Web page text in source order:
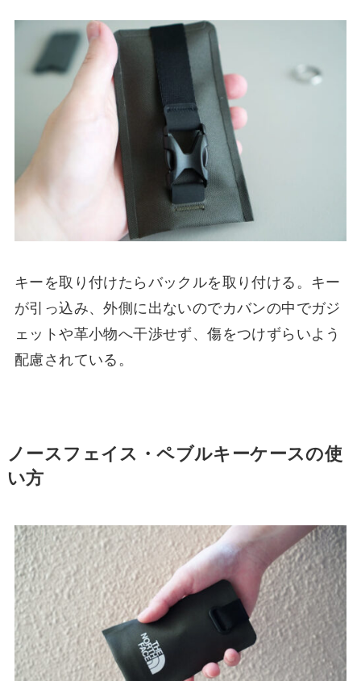
キーを取り付けたらバックルを取り付ける。キー
が引っ込み、外側に出ないのでカバンの中でガジ
ェットや革小物へ干渉せず、傷をつけずらいよう
配慮されている。
ノースフェイス・ペブルキーケースの使
い方